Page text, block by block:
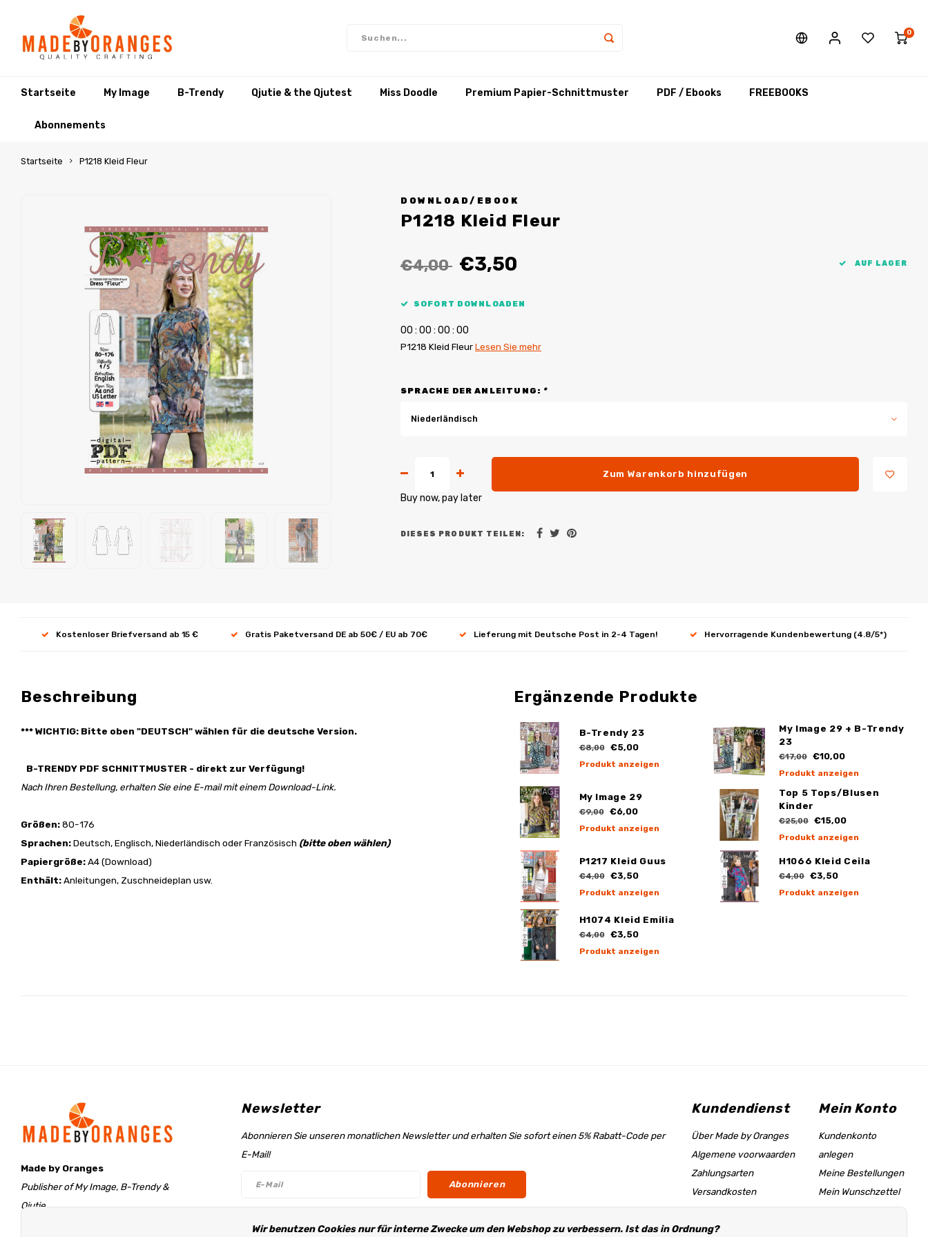
0
Startseite My Image B-Trendy Qjutie & the Qjutest Miss Doodle Premium Papier-Schnittmuster PDF / Ebooks FREEBOOKS
Abonnements
Startseite P1218 Kleid Fleur
DOWNLOAD/EBOOK
P1218 Kleid Fleur
€4,00 €3,50 AUF LAGER
SOFORT DOWNLOADEN
00 : 00 : 00 : 00
P1218 Kleid FleurLesen Sie mehr
SPRACHE DER ANLEITUNG: *
Niederländisch
Zum Warenkorb hinzufügen
Buy now, pay later
DIESES PRODUKT TEILEN:
Kostenloser Briefversand ab 15 € Gratis Paketversand DE ab 50€ / EU ab 70€ Lieferung mit Deutsche Post in 2-4 Tagen! Hervorragende Kundenbewertung (4.8/5*)
Beschreibung
*** WICHTIG: Bitte oben "DEUTSCH" wählen für die deutsche Version.
B-TRENDY PDF SCHNITTMUSTER - direkt zur Verfügung!
Nach Ihren Bestellung, erhalten Sie eine E-mail mit einem Download-Link.
Größen:80-176
Sprachen:Deutsch, Englisch, Niederländisch oder Französisch (bitte oben wählen)
Papiergröße:A4 (Download)
Enthält:Anleitungen, Zuschneideplan usw.
Ergänzende Produkte
B-Trendy 23
€8,00 €5,00
Produkt anzeigen
My Image 29 + B-Trendy
23
€17,00 €10,00
Produkt anzeigen
My Image 29
€9,00 €6,00
Produkt anzeigen
Top 5 Tops/Blusen
Kinder
€25,00 €15,00
Produkt anzeigen
P1217 Kleid Guus
€4,00 €3,50
Produkt anzeigen
H1066 Kleid Ceila
€4,00 €3,50
Produkt anzeigen
H1074 Kleid Emilia
€4,00 €3,50
Produkt anzeigen
Made by Oranges
Publisher of My Image, B-Trendy &
Qjutie
Newsletter
Abonnieren Sie unseren monatlichen Newsletter und erhalten Sie sofort einen 5% Rabatt-Code per
E-Mail!
Abonnieren
Kundendienst
Über Made by Oranges
Algemene voorwaarden
Zahlungsarten
Versandkosten
Größentabelle &
Hilfeseite
Mein Konto
Kundenkonto
anlegen
Meine Bestellungen
Mein Wunschzettel
Wir benutzen Cookies nur für interne Zwecke um den Webshop zu verbessern. Ist das in Ordnung?